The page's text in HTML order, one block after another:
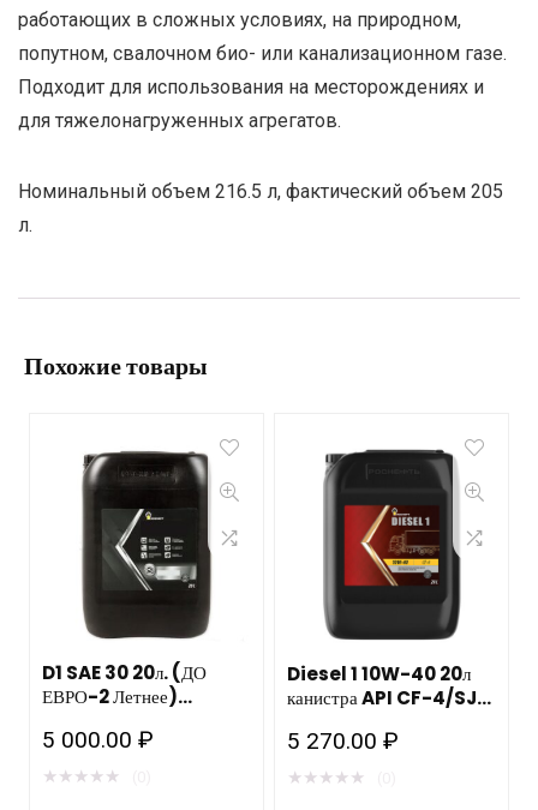
работающих в сложных условиях, на природном,
попутном, свалочном био- или канализационном газе.
Подходит для использования на месторождениях и
для тяжелонагруженных агрегатов.
Номинальный объем 216.5 л, фактический объем 205
л.
Похожие товары
D1 SAE 30 20л. (ДО
ЕВРО-2 Летнее)
5 000.00₽
★ ★ ★ ★ ★
Diesel 1 10W-40 20л
канистра API CF-4/SJ
5 270.00₽
★ ★ ★ ★ ★